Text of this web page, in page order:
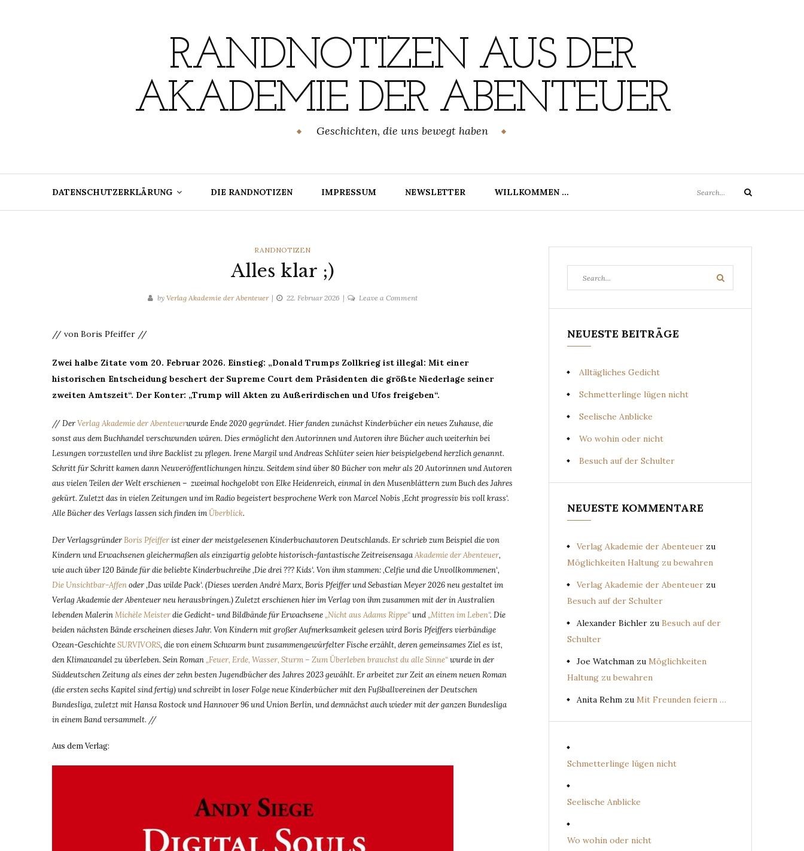
RANDNOTIZEN AUS DER
AKADEMIE DER ABENTEUER
Geschichten, die uns bewegt haben
DATENSCHUTZERKLÄRUNG DIE RANDNOTIZEN IMPRESSUM NEWSLETTER WILLKOMMEN …
for:
Search
CATEGORIES
RANDNOTIZEN
Alles klar ;)
by Verlag Akademie der Abenteuer 22. Februar 2026 Leave a Commenton
// von Boris Pfeiffer //
Zwei halbe Zitate vom 20. Februar 2026. Einstieg: „Donald Trumps Zollkrieg ist illegal: Mit einer
historischen Entscheidung beschert der Supreme Court dem Präsidenten die größte Niederlage seiner
zweiten Amtszeit“. Der Konter: „Trump will Akten zu Außerirdischen und Ufos freigeben“.
// DerVerlag Akademie der Abenteuerwurde Ende 2020 gegründet. Hier fanden zunächst Kinderbücher ein neues Zuhause, die
sonst aus dem Buchhandel verschwunden wären. Dies ermöglicht den Autorinnen und Autoren ihre Bücher auch weiterhin bei
Lesungen vorzustellen und ihre Backlist zu pflegen. Irene Margil und Andreas Schlüter seien hier beispielgebend herzlich genannt.
Schritt für Schritt kamen dann Neuveröffentlichungen hinzu. Seitdem sind über 80 Bücher von mehr als 20 Autorinnen und Autoren
aus vielen Teilen der Welt erschienen – zweimal hochgelobt von Elke Heidenreich, einmal in den Musenblättern zum Buch des Jahres
gekürt. Zuletzt das in vielen Zeitungen und im Radio begeistert besprochene Werk von Marcel Nobis ‚Echt progressiv bis voll krass‘.
Alle Bücher des Verlags lassen sich finden imÜberblick.
Der VerlagsgründerBoris Pfeifferist einer der meistgelesenen Kinderbuchautoren Deutschlands. Er schrieb zum Beispiel die von
Kindern und Erwachsenen gleichermaßen als einzigartig gelobte historisch-fantastische ZeitreisensagaAkademie der Abenteuer,
wie auch über 120 Bände für die beliebte Kinderbuchreihe ‚Die drei ??? Kids‘. Von ihm stammen: ‚Celfie und die Unvollkommenen‘,
Die Unsichtbar-Affenoder ‚Das wilde Pack‘. (Dieses werden André Marx, Boris Pfeiffer und Sebastian Meyer 2026 neu gestaltet im
Verlag Akademie der Abenteuer neu herausbringen.)Zuletzt erschienen hier im Verlag von ihm zusammen mit der in Australien
lebenden MalerinMichèle Meisterdie Gedicht- und Bildbände für Erwachsene„Nicht aus Adams Rippe“und„Mitten im Leben“. Die
beiden nächsten Bände erscheinen dieses Jahr. Von Kindern mit großer Aufmerksamkeit gelesen wird Boris Pfeiffers vierbändige
Ozean-GeschichteSURVIVORS, die von einem Schwarm bunt zusammengewürfelter Fische erzählt, deren gemeinsames Ziel es ist,
den Klimawandel zu überleben. Sein Roman„Feuer, Erde, Wasser, Sturm – Zum Überleben brauchst du alle Sinne“wurde in der
Süddeutschen Zeitung als eines der zehn besten Jugendbücher des Jahres 2023 gewählt. Er arbeitet zur Zeit an einem neuen Roman
(die ersten sechs Kapitel sind fertig) und schreibt in loser Folge neue Kinderbücher mit den Fußballvereinen der Deutschen
Bundesliga, zuletzt mit Hansa Rostock und Hannover 96 und Union Berlin, und demnächst auch wieder mit der ganzen Bundesliga
in einem Band versammelt. //
Aus dem Verlag:
for:
Search
NEUESTE BEITRÄGE
Alltägliches Gedicht
Schmetterlinge lügen nicht
Seelische Anblicke
Wo wohin oder nicht
Besuch auf der Schulter
NEUESTE KOMMENTARE
Verlag Akademie der Abenteuer zu
Möglichkeiten Haltung zu bewahren
Verlag Akademie der Abenteuer zu
Besuch auf der Schulter
Alexander Bichler zu Besuch auf der
Schulter
Joe Watchman zu Möglichkeiten
Haltung zu bewahren
Anita Rehm zu Mit Freunden feiern …
Schmetterlinge lügen nicht
Seelische Anblicke
Wo wohin oder nicht